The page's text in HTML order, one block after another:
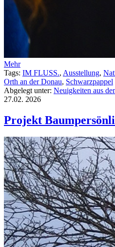
Mehr
Tags: IM FLUSS., Ausstellung,
Orth an der Donau, Schwarzpappel
Abgelegt unter: Neuigkeiten aus
27.02. 2026
Projekt